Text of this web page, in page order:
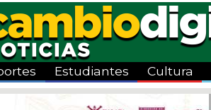
Estudiantes Cultura